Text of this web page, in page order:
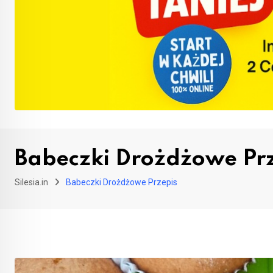
Babeczki Drożdżowe
Silesia.in Babeczki Drożdżowe Przepis